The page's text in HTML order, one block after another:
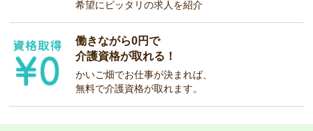
希望にピッタリの求人を紹介
働きながら0円で
介護資格が取れる！
かいご畑でお仕事が決まれば、
無料で介護資格が取れます。